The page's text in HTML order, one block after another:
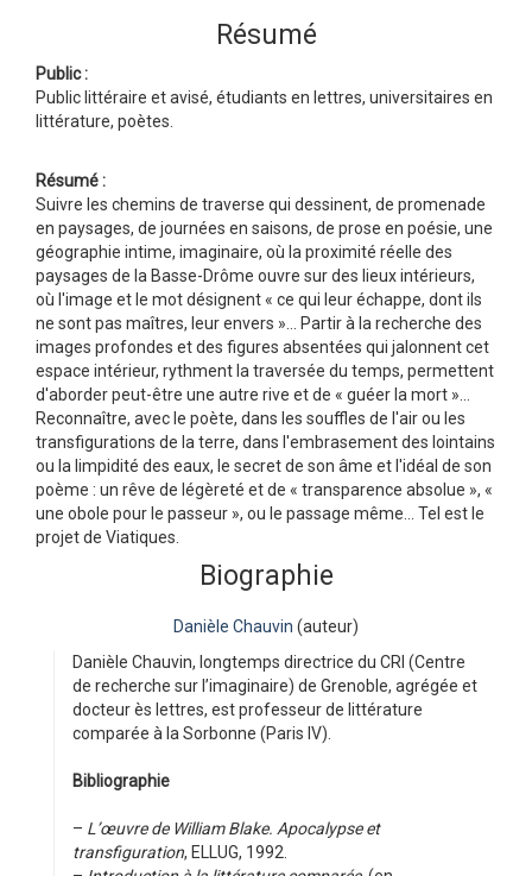
Résumé
Public :
Public littéraire et avisé, étudiants en lettres, universitaires en
littérature, poètes.
Résumé :
Suivre les chemins de traverse qui dessinent, de promenade
en paysages, de journées en saisons, de prose en poésie, une
géographie intime, imaginaire, où la proximité réelle des
paysages de la Basse-Drôme ouvre sur des lieux intérieurs,
où l'image et le mot désignent « ce qui leur échappe, dont ils
ne sont pas maîtres, leur envers »… Partir à la recherche des
images profondes et des figures absentées qui jalonnent cet
espace intérieur, rythment la traversée du temps, permettent
d'aborder peut-être une autre rive et de « guéer la mort »…
Reconnaître, avec le poète, dans les souffles de l'air ou les
transfigurations de la terre, dans l'embrasement des lointains
ou la limpidité des eaux, le secret de son âme et l'idéal de son
poème : un rêve de légèreté et de « transparence absolue », «
une obole pour le passeur », ou le passage même… Tel est le
projet de Viatiques.
Biographie
Danièle Chauvin (auteur)
Danièle Chauvin, longtemps directrice du CRI (Centre
de recherche sur l’imaginaire) de Grenoble, agrégée et
docteur ès lettres, est professeur de littérature
comparée à la Sorbonne (Paris IV).
Bibliographie
– L’œuvre de William Blake. Apocalypse et
transfiguration, ELLUG, 1992.